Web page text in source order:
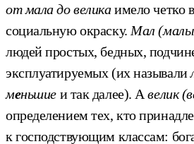
от мала до великаимело четко
социальную окраску. Мал
людей простых, бедных,
эксплуатируемых (их называли
меньшие и так далее). Авелик
определением тех, кто
к господствующим классам: